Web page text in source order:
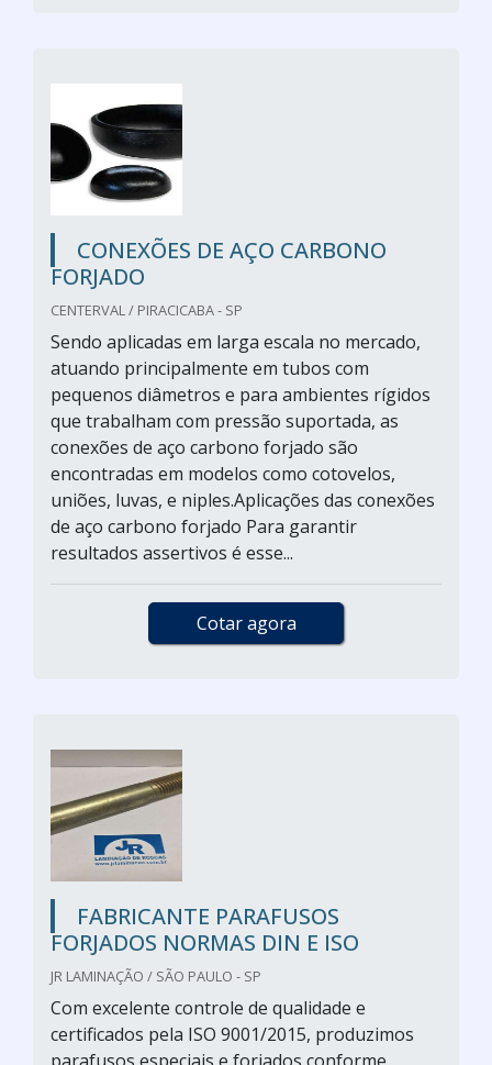
CONEXÕES DE AÇO CARBONO
FORJADO
CENTERVAL / PIRACICABA - SP
Sendo aplicadas em larga escala no mercado,
atuando principalmente em tubos com
pequenos diâmetros e para ambientes rígidos
que trabalham com pressão suportada, as
conexões de aço carbono forjado são
encontradas em modelos como cotovelos,
uniões, luvas, e niples.Aplicações das conexões
de aço carbono forjado Para garantir
resultados assertivos é esse...
Cotar agora
FABRICANTE PARAFUSOS
FORJADOS NORMAS DIN E ISO
JR LAMINAÇÃO / SÃO PAULO - SP
Com excelente controle de qualidade e
certificados pela ISO 9001/2015, produzimos